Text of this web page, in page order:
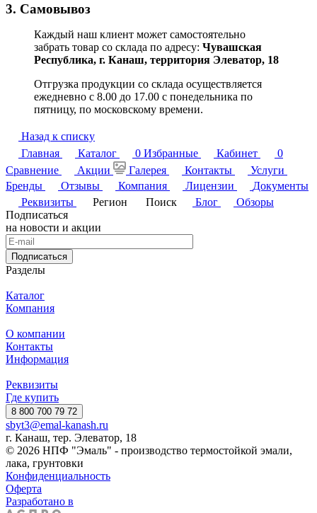
3. Самовывоз
Каждый наш клиент может самостоятельно
забрать товар со склада по адресу: Чувашская
Республика, г. Канаш, территория Элеватор, 18
Отгрузка продукции со склада осуществляется
ежедневно с 8.00 до 17.00 с понедельника по
пятницу, по московскому времени.
Назад к списку
Главная
Каталог 0 Избранные Кабинет
0
Сравнение
Акции Галерея Контакты
Услуги
Бренды
Отзывы Компания Лицензии
Документы
Реквизиты
Регион Поиск Блог
Обзоры
Подписаться
на новости и акции
Подписаться
Разделы
Каталог
Компания
О компании
Контакты
Информация
Реквизиты
Где купить
8 800 700 79 72
sbyt3@emal-kanash.ru
г. Канаш, тер. Элеватор, 18
© 2026 НПФ "Эмаль" - производство термостойкой эмали,
лака, грунтовки
Конфиденциальность
Оферта
Разработано в